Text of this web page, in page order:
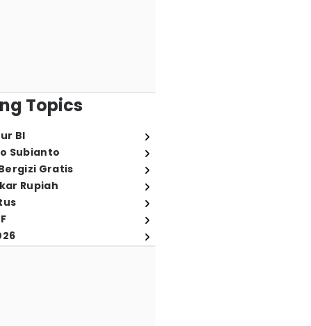
Topics
BI
Subianto
Gratis
Rupiah